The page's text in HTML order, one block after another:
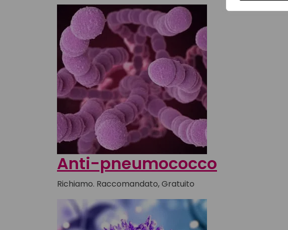
Anti-pneumococco
Richiamo. Raccomandato, Gratuito